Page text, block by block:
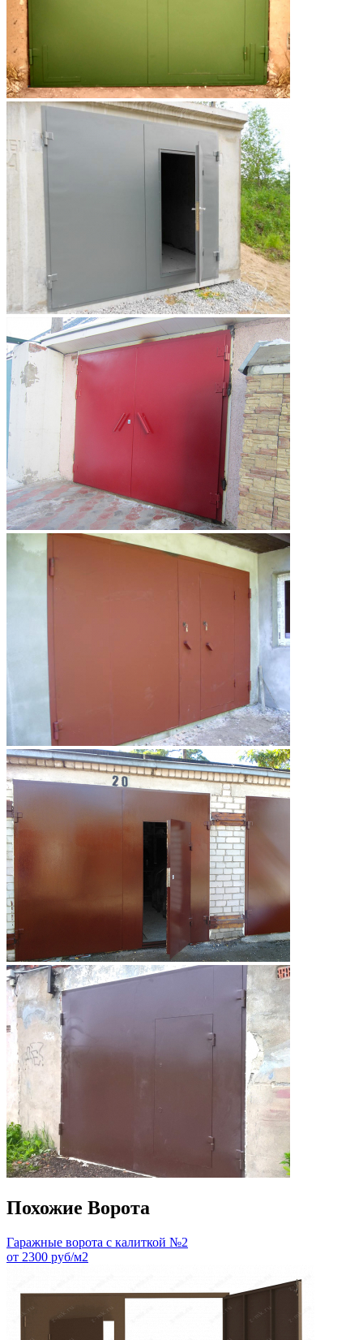
Похожие Ворота
Гаражные ворота с калиткой №2
от 2300 руб/м2